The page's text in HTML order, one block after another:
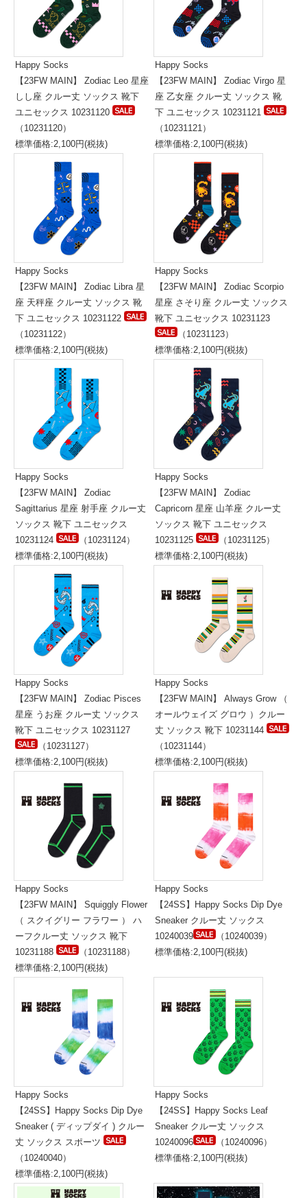
Happy Socks
【23FW MAIN】 Zodiac Leo 星座
しし座 クルー丈 ソックス 靴下
ユニセックス 10231120
（10231120）
標準価格:2,100円(税抜)
Happy Socks
【23FW MAIN】 Zodiac Virgo 星
座 乙女座 クルー丈 ソックス 靴
下 ユニセックス 10231121
（10231121）
標準価格:2,100円(税抜)
Happy Socks
【23FW MAIN】 Zodiac Libra 星
座 天秤座 クルー丈 ソックス 靴
下 ユニセックス 10231122
（10231122）
標準価格:2,100円(税抜)
Happy Socks
【23FW MAIN】 Zodiac Scorpio
星座 さそり座 クルー丈 ソックス
靴下 ユニセックス 10231123
（10231123）
標準価格:2,100円(税抜)
Happy Socks
【23FW MAIN】 Zodiac
Sagittarius 星座 射手座 クルー丈
ソックス 靴下 ユニセックス
10231124
（10231124）
標準価格:2,100円(税抜)
Happy Socks
【23FW MAIN】 Zodiac
Capricorn 星座 山羊座 クルー丈
ソックス 靴下 ユニセックス
10231125
（10231125）
標準価格:2,100円(税抜)
Happy Socks
【23FW MAIN】 Zodiac Pisces
星座 うお座 クルー丈 ソックス
靴下 ユニセックス 10231127
（10231127）
標準価格:2,100円(税抜)
Happy Socks
【23FW MAIN】 Always Grow （
オールウェイズ グロウ ）クルー
丈 ソックス 靴下 10231144
（10231144）
標準価格:2,100円(税抜)
Happy Socks
【23FW MAIN】 Squiggly Flower
（ スクイグリー フラワー ） ハ
ーフクルー丈 ソックス 靴下
10231188
（10231188）
標準価格:2,100円(税抜)
Happy Socks
【24SS】Happy Socks Dip Dye
Sneaker クルー丈 ソックス
10240039
（10240039）
標準価格:2,100円(税抜)
Happy Socks
【24SS】Happy Socks Dip Dye
Sneaker ( ディップダイ ) クルー
丈 ソックス スポーツ
（10240040）
標準価格:2,100円(税抜)
Happy Socks
【24SS】Happy Socks Leaf
Sneaker クルー丈 ソックス
10240096
（10240096）
標準価格:2,100円(税抜)